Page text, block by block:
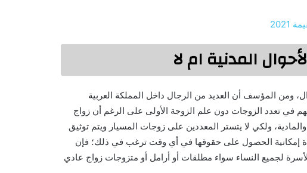
المدنية ام لا
ومن المؤسف أن العديد من الرجال داخل المملكة العربية
في تعدد الزوجات دون علم الزوجة الأولى على الرغم أن زواج
ولكي لا يتستر المعددين على زوجات المسيار ويتم توثيق
إمكانية الحصول على حقوقها في أي وقت ترغب في ذلك؛ فإن
لجميع النساء سواء مطلقات أو أرامل أو متزوجات زواج عادي